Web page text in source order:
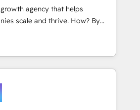
renowned for our business
(re-)design experience and a
with complex solutions like SAP,
company also has
customer portals and
we're champions
agency that helps
and thrive. How? By
every single revenue-
business. We’re proud
Partners and devout CRM
HubSpot’s custom digital
machine that drives more